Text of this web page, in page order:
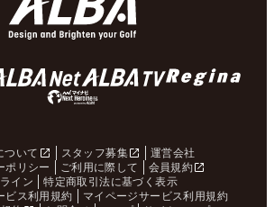
ついて スタッフ募集
運営会社
ポリシー
ご利用に際して
会員規約
イン
特定商取引法に基づく表示
ビス利用規約
マイページサービス利用規約